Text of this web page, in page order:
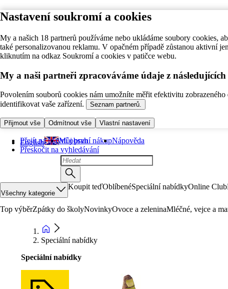
Nastavení soukromí a cookies
My a našich 18 partnerů používáme nebo ukládáme soubory cookies,
také personalizovanou reklamu. V opačném případě zůstanou aktivní
kliknutím na odkaz Soukromí a cookies v patičce webu.
My a naši partneři zpracováváme údaje z
Povolením souborů cookies nám umožníte měřit efektivitu
identifikovat vaše zařízení.
Seznam partnerů.
Přijmout vše Odmítnout vše Vlastní nastavení
Přejít na hlavní obsah
Přeskočit na vyhledávání
English Můj první nákupNápověda
Všechny kategorie
Koupit teďOblíbenéSpeciální nabídkyOnline Club
Top výběrZpátky do školyNovinkyOvoce a zeleninaMléčné, vejce a
Speciální nabídky
Speciální nabídky